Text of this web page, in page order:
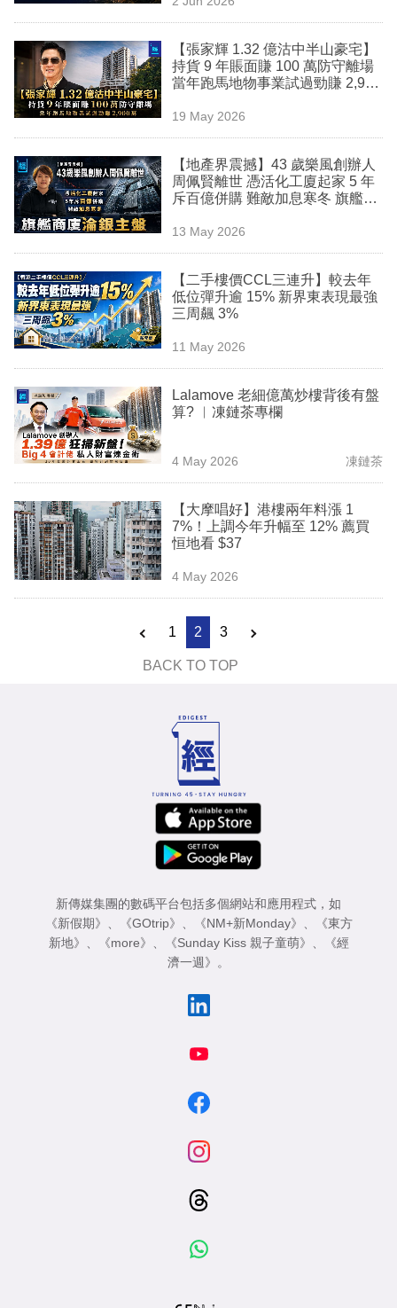
欄
訂
閱
區
【張家輝 1.32 億沽中半山豪宅】
持貨 9 年賬面賺 100 萬防守離場
當年跑馬地物事業試過勁賺 2,900
19 May 2026
【地產界震撼】43 歲樂風創辦人
周佩賢離世 憑活化工廈起家 5 年
斥百億併購 難敵加息寒冬 旗艦商
13 May 2026
【二手樓價CCL三連升】較去年
低位彈升逾 15% 新界東表現最強
三周飆 3%
11 May 2026
Lalamove 老細億萬炒樓背後有盤
算? ︳凍鏈茶專欄
4 May 2026 凍鏈茶
【大摩唱好】港樓兩年料漲 1
7%！上調今年升幅至 12% 薦買
恒地看 $37
4 May 2026
1 2 3
BACK TO TOP
新傳媒集團的數碼平台包括多個網站和應用程式，如
《新假期》 、 《GOtrip》 、 《NM+新Monday》 、
《東方
新地》 、 《more》 、 《Sunday Kiss 親子童萌》 、
《經
濟一週》 。